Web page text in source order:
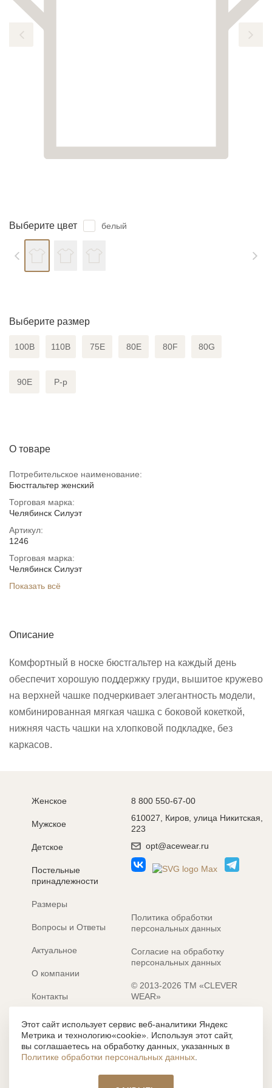
Выберите цвет белый
Выберите размер
100B 110B 75E 80E 80F 80G
90E Р-р
О товаре
Потребительское наименование:
Бюстгальтер женский
Торговая марка:
Челябинск Силуэт
Артикул:
1246
Торговая марка:
Челябинск Силуэт
Показать всё
Описание
Комфортный в носке бюстгальтер на каждый день
обеспечит хорошую поддержку груди, вышитое кружево
на верхней чашке подчеркивает элегантность модели,
комбинированная мягкая чашка с боковой кокеткой,
нижняя часть чашки на хлопковой подкладке, без
каркасов.
Женское
Мужское
Детское
Постельные
принадлежности
Размеры
Вопросы и Ответы
Актуальное
О компании
Контакты
Электронные каталоги
8 800 550-67-00
610027, Киров, улица Никитская,
223
opt@acewear.ru
Политика обработки
персональных данных
Согласие на обработку
персональных данных
© 2013-2026 ТМ «CLEVER
WEAR»
Разработка сайта: MACHAON
Все содержание, представленное или отраженное на сайте
https://clever-style.ru, включая, но не ограничиваясь, текстом,
графикой, фотографиями, иллюстрациями и т.д., являются
объектами авторского права, использование которых, без
Этот сайт использует сервис веб-аналитики Яндекс
Метрика и технологию«cookie». Используя этот сайт,
вы соглашаетесь на обработку данных, указанных в
Политике обработки персональных данных